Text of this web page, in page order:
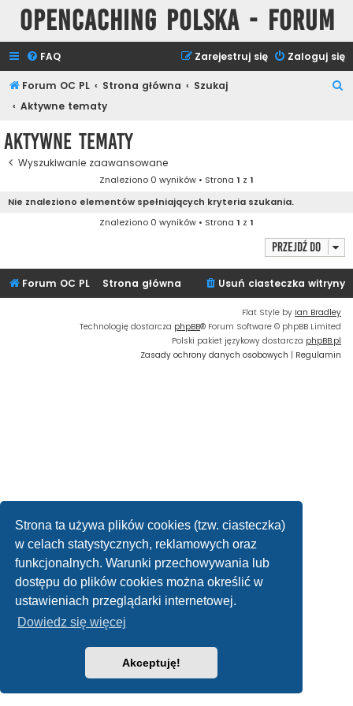
Strona ta używa plików cookies (tzw. ciasteczka)
w celach statystycznych, reklamowych oraz
funkcjonalnych. Warunki przechowywania lub
dostępu do plików cookies można określić w
ustawieniach przeglądarki internetowej.
Dowiedz się więcej
Akceptuję!
Opencaching Polska - Forum
FAQ Zaloguj się
Zarejestruj się
Forum OC PL Strona główna
Szukaj
Aktywne tematy
Aktywne tematy
Wyszukiwanie zaawansowane
Znaleziono 0 wyników • Strona 1 z 1
Nie znaleziono elementów spełniających kryteria szukania.
Znaleziono 0 wyników • Strona 1 z 1
Przejdź do
Forum OC PL Strona główna Usuń ciasteczka witryny
Flat Style by Ian Bradley
Technologię dostarcza phpBB® Forum Software © phpBB Limited
Polski pakiet językowy dostarcza phpBB.pl
Zasady ochrony danych osobowych | Regulamin